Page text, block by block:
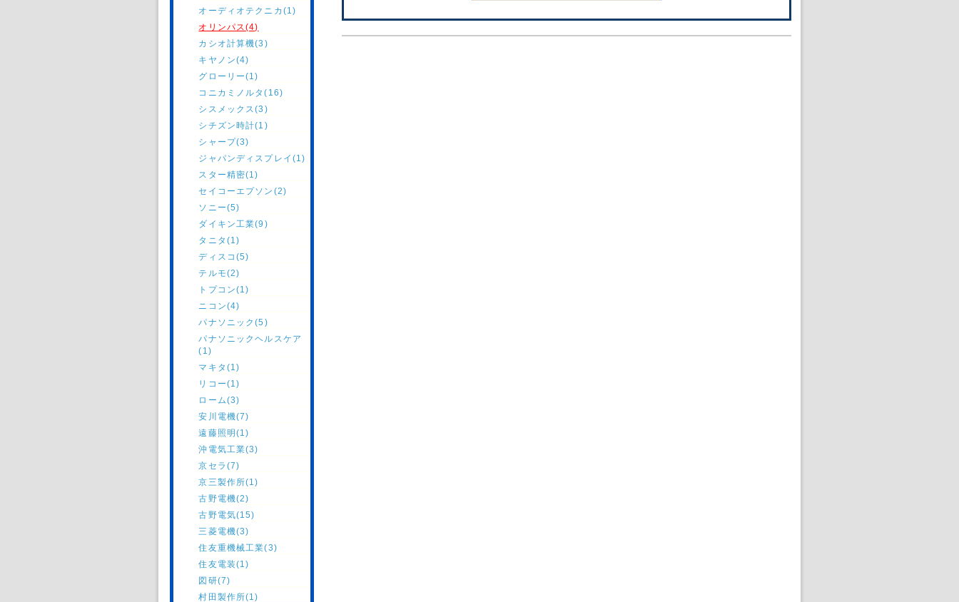
オーディオテクニカ(1)
オリンパス(4)
カシオ計算機(3)
キヤノン(4)
グローリー(1)
コニカミノルタ(16)
シスメックス(3)
シチズン時計(1)
シャープ(3)
ジャパンディスプレイ(1)
スター精密(1)
セイコーエプソン(2)
ソニー(5)
ダイキン工業(9)
タニタ(1)
ディスコ(5)
テルモ(2)
トプコン(1)
ニコン(4)
パナソニック(5)
パナソニックヘルスケア
(1)
マキタ(1)
リコー(1)
ローム(3)
安川電機(7)
遠藤照明(1)
沖電気工業(3)
京セラ(7)
京三製作所(1)
古野電機(2)
古野電気(15)
三菱電機(3)
住友重機械工業(3)
住友電装(1)
図研(7)
村田製作所(1)